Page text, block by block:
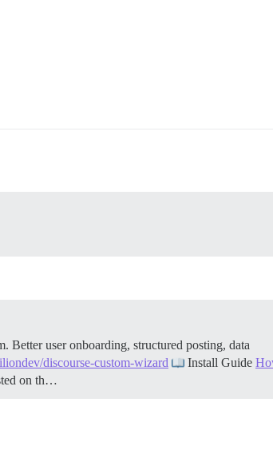
user onboarding, structured posting, data
discourse-custom-wizard Install Guide
on th…